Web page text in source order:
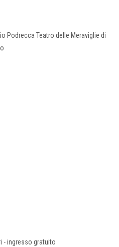
Podrecca Teatro delle Meraviglie di
- ingresso gratuito